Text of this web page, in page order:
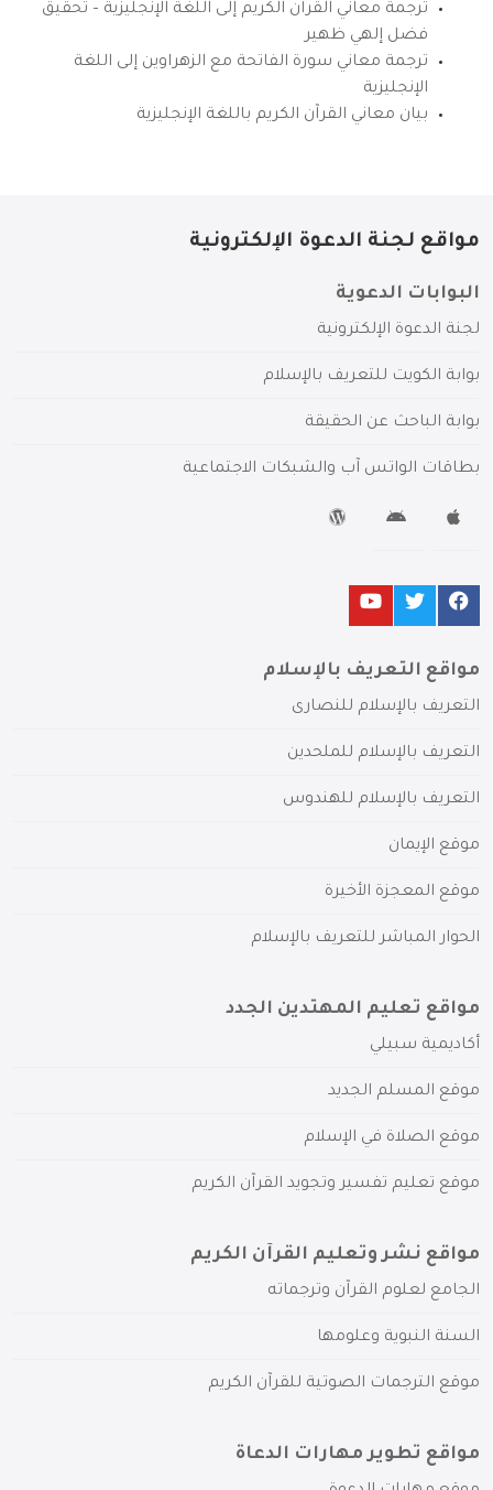
ترجمة معاني القرآن الكريم إلى اللغة الإنجليزية – تحقيق
فضل إلهي ظهير
ترجمة معاني سورة الفاتحة مع الزهراوين إلى اللغة
الإنجليزية
بيان معاني القرآن الكريم باللغة الإنجليزية
مواقع لجنة الدعوة الإلكترونية
البوابات الدعوية
لجنة الدعوة الإلكترونية
بوابة الكويت للتعريف بالإسلام
بوابة الباحث عن الحقيقة
بطاقات الواتس آب والشبكات الاجتماعية
مواقع التعريف بالإسلام
التعريف بالإسلام للنصارى
التعريف بالإسلام للملحدين
التعريف بالإسلام للهندوس
موقع الإيمان
موقع المعجزة الأخيرة
الحوار المباشر للتعريف بالإسلام
مواقع تعليم المهتدين الجدد
أكاديمية سبيلي
موقع المسلم الجديد
موقع الصلاة في الإسلام
موقع تعليم تفسير وتجويد القرآن الكريم
مواقع نشر وتعليم القرآن الكريم
الجامع لعلوم القرآن وترجماته
السنة النبوية وعلومها
موقع الترجمات الصوتية للقرآن الكريم
مواقع تطوير مهارات الدعاة